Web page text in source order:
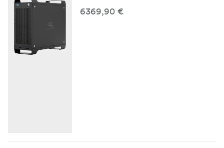
6369,90 €